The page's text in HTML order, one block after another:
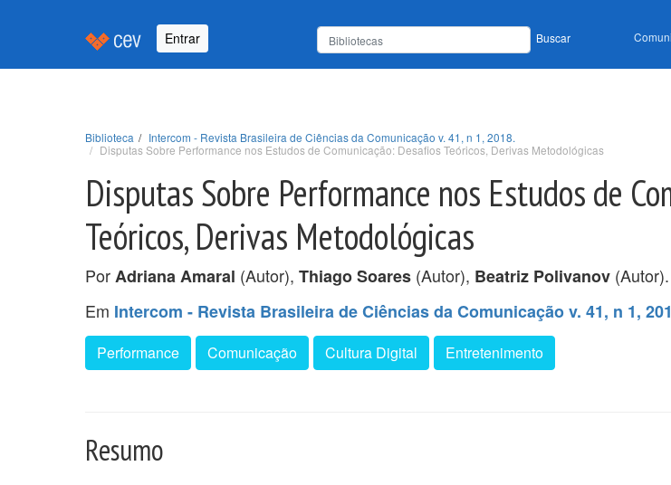
Entrar Buscar
Biblioteca
Intercom - Revista Brasileira de Ciências da Comunicação v. 41, n 1, 2018.
Disputas Sobre Performance nos Estudos de Comunicação: Desafios Teóricos, Derivas Metodológicas
Disputas Sobre Performance nos Estudos de
Teóricos, Derivas Metodológicas
PorAdriana Amaral (Autor), Thiago Soares (Autor), Beatriz Polivanov (Autor).
Em Intercom - Revista Brasileira de Ciências da Comunicação v. 41, n 1,
Performance Comunicação Cultura Digital Entretenimento
Resumo